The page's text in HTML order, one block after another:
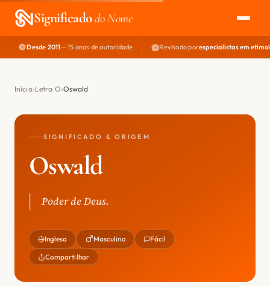
Significadodo Nome
EXPLORAR
NOME PERFEITO
Desde 2011— 15 anos de autoridade Revisado porespecialistas em
Início Letra O Oswald
SIGNIFICADO & ORIGEM
Oswald
Poder de Deus.
Inglesa Masculino Fácil
Compartilhar